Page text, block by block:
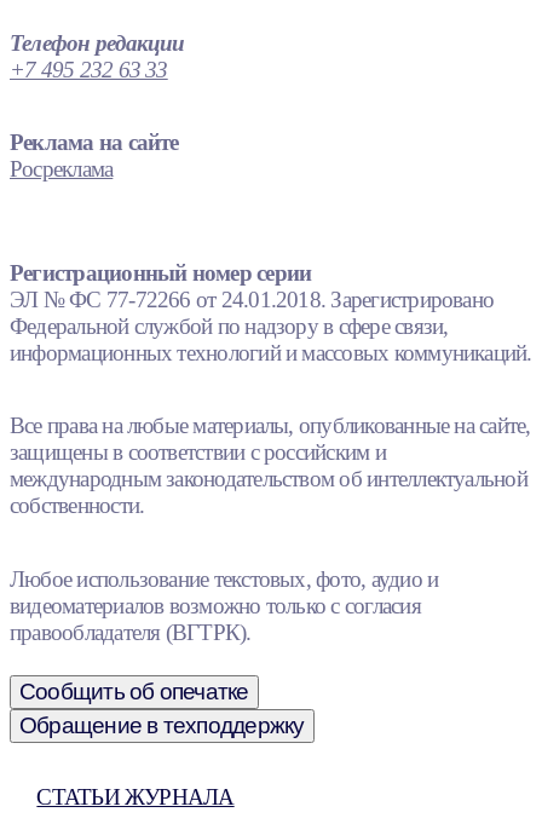
Телефон редакции
+7 495 232 63 33
Реклама на сайте
Росреклама
Регистрационный номер серии
ЭЛ № ФС 77-72266 от 24.01.2018. Зарегистрировано
Федеральной службой по надзору в сфере связи,
информационных технологий и массовых коммуникаций.
Все права на любые материалы, опубликованные на сайте,
защищены в соответствии с российским и
международным законодательством об интеллектуальной
собственности.
Любое использование текстовых, фото, аудио и
видеоматериалов возможно только с согласия
правообладателя (ВГТРК).
Сообщить об опечатке
Обращение в техподдержку
СТАТЬИ ЖУРНАЛА